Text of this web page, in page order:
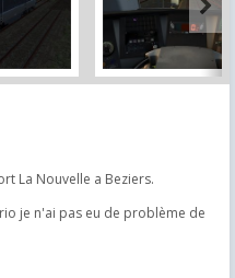
La Nouvelle a Beziers.
je n'ai pas eu de problème de